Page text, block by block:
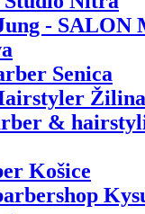
- SALON
Senica
Žilina
&
Košice